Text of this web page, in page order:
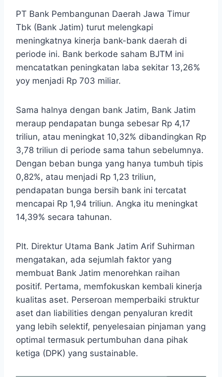
PT Bank Pembangunan Daerah Jawa Timur
Tbk (Bank Jatim) turut melengkapi
meningkatnya kinerja bank-bank daerah di
periode ini. Bank berkode saham BJTM ini
mencatatkan peningkatan laba sekitar 13,26%
yoy menjadi Rp 703 miliar.
Sama halnya dengan bank Jatim, Bank Jatim
meraup pendapatan bunga sebesar Rp 4,17
triliun, atau meningkat 10,32% dibandingkan Rp
3,78 triliun di periode sama tahun sebelumnya.
Dengan beban bunga yang hanya tumbuh tipis
0,82%, atau menjadi Rp 1,23 triliun,
pendapatan bunga bersih bank ini tercatat
mencapai Rp 1,94 triliun. Angka itu meningkat
14,39% secara tahunan.
Plt. Direktur Utama Bank Jatim Arif Suhirman
mengatakan, ada sejumlah faktor yang
membuat Bank Jatim menorehkan raihan
positif. Pertama, memfokuskan kembali kinerja
kualitas aset. Perseroan memperbaiki struktur
aset dan liabilities dengan penyaluran kredit
yang lebih selektif, penyelesaian pinjaman yang
optimal termasuk pertumbuhan dana pihak
ketiga (DPK) yang sustainable.